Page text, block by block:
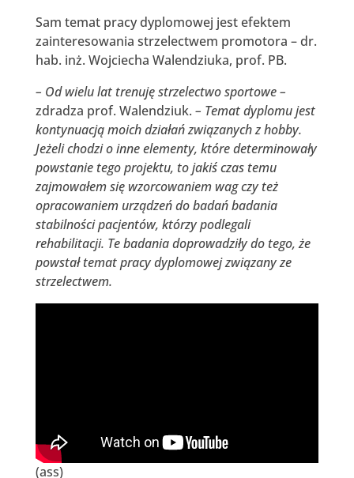
Sam temat pracy dyplomowej jest efektem
zainteresowania strzelectwem promotora – dr.
hab. inż. Wojciecha Walendziuka, prof. PB.
– Od wielu lat trenuję strzelectwo sportowe –
zdradza prof. Walendziuk. – Temat dyplomu jest
kontynuacją moich działań związanych z hobby.
Jeżeli chodzi o inne elementy, które determinowały
powstanie tego projektu, to jakiś czas temu
zajmowałem się wzorcowaniem wag czy też
opracowaniem urządzeń do badań badania
stabilności pacjentów, którzy podlegali
rehabilitacji. Te badania doprowadziły do tego, że
powstał temat pracy dyplomowej związany ze
strzelectwem.
(ass)